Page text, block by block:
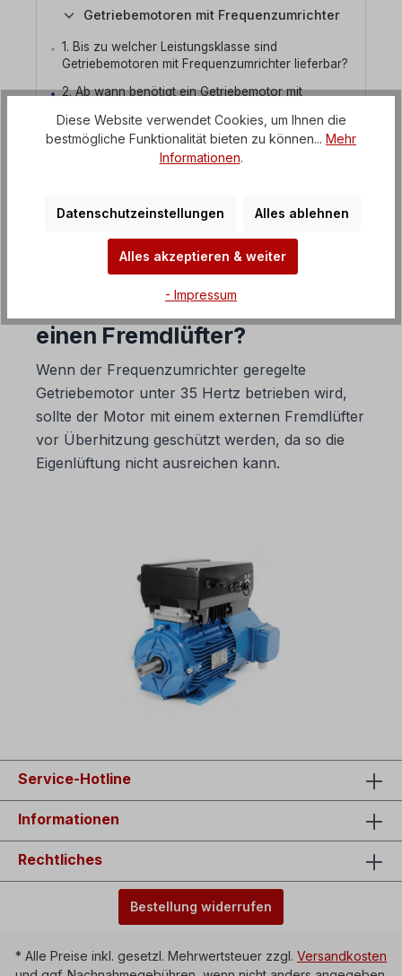
Getriebemotoren mit Frequenzumrichter
1. Bis zu welcher Leistungsklasse sind
Getriebemotoren mit Frequenzumrichter lieferbar?
2. Ab wann benötigt ein Getriebemotor mit
3. Welche Betriebsart haben Getriebemotoren mit
FAQ Frequenzumrichter
2. Ab wann benötigt ein
Getriebemotor mit Umrichter
einen Fremdlüfter?
Wenn der Frequenzumrichter geregelte
Getriebemotor unter 35 Hertz betrieben wird,
sollte der Motor mit einem externen Fremdlüfter
vor Überhitzung geschützt werden, da so die
Eigenlüftung nicht ausreichen kann.
Service-Hotline
Informationen
Rechtliches
Bestellung widerrufen
* Alle Preise inkl. gesetzl. Mehrwertsteuer zzgl. Versandkosten
Diese Website verwendet Cookies, um Ihnen die
bestmögliche Funktionalität bieten zu können... Mehr
Informationen.
Datenschutzeinstellungen Alles ablehnen
Alles akzeptieren & weiter
- Impressum